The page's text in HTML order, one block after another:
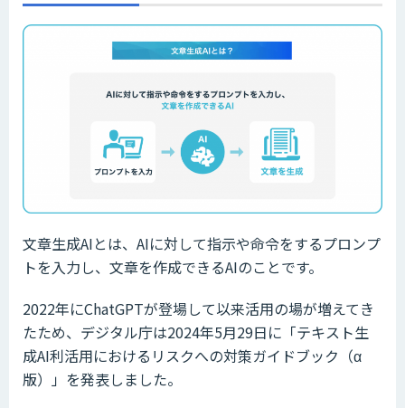
文章生成AIとは、AIに対して指示や命令をするプロンプ
トを入力し、文章を作成できるAIのことです。
2022年にChatGPTが登場して以来活用の場が増えてき
たため、デジタル庁は2024年5月29日に「テキスト生
成AI利活用におけるリスクへの対策ガイドブック（α
版）」を発表しました。